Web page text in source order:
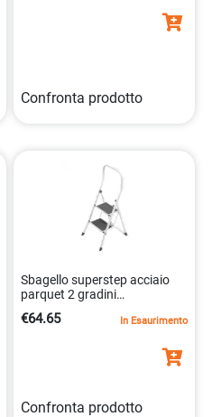
Confronta prodotto
Sbagello superstep acciaio
parquet 2 gradini
8013186013117
€64.65 In Esaurimento
Confronta prodotto